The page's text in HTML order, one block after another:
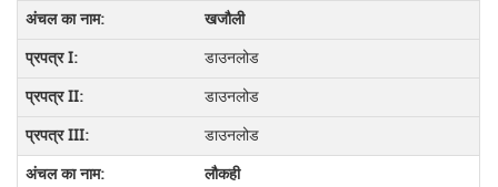
खजौली
डाउनलोड
डाउनलोड
डाउनलोड
लौकही